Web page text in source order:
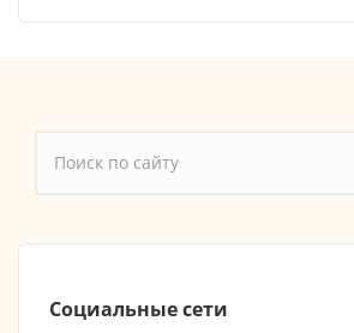
Форма поиска
Социальные сети